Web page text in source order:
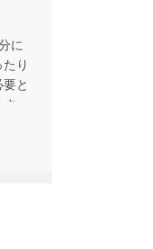
に
り
と
。
は